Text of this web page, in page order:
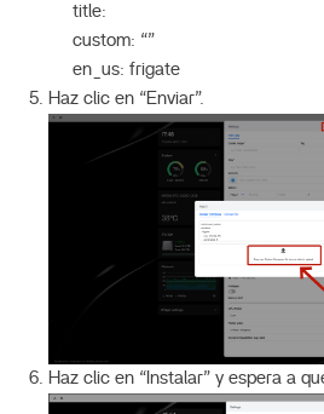
title:
custom: “”
en_us: frigate
Haz clic en “Enviar”.
Haz clic en “Instalar” y espera a